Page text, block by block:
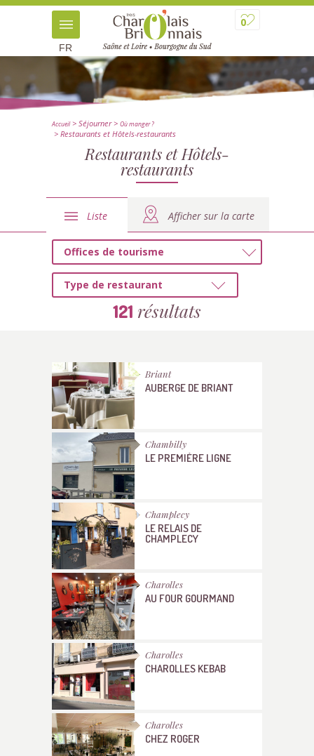
0
FR
Accueil> Séjourner> Où manger ?
> Restaurants et Hôtels-restaurants
Restaurants et Hôtels-
restaurants
Liste Afficher sur la carte
Offices de tourisme
Type de restaurant
121 résultats
Briant
AUBERGE DE BRIANT
Chambilly
LE PREMIÈRE LIGNE
Champlecy
LE RELAIS DE
CHAMPLECY
Charolles
AU FOUR GOURMAND
Charolles
CHAROLLES KEBAB
Charolles
CHEZ ROGER